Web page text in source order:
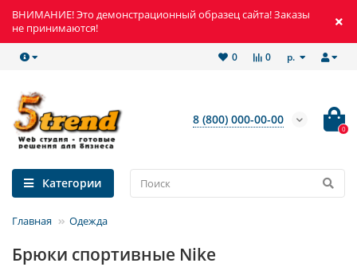
ВНИМАНИЕ! Это демонстрационный образец сайта! Заказы
не принимаются!
р.
0
0
8 (800) 000-00-00
0
Категории
Главная Одежда
Брюки спортивные Nike